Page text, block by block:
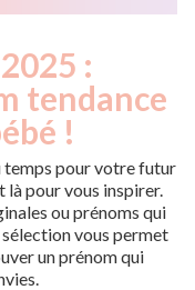
:
tendance
!
temps pour votre futur
pour vous inspirer.
ou prénoms qui
vous permet
un prénom qui